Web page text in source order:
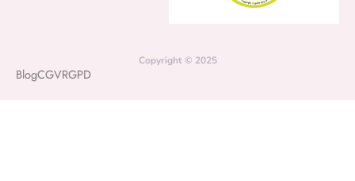
Copyright © 2025
BlogCGVRGPD